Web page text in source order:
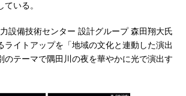
いる。
設備技術センター 設計グループ 森田翔大氏
ライトアップを「地域の文化と連動した演出
のテーマで隅田川の夜を華やかに光で演出す